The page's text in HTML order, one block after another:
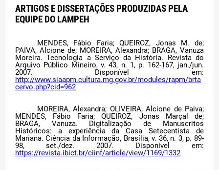
Infraestrutura
Convênios
Publicações
Contato
ARTIGOS E DISSERTAÇÕES PRODUZIDAS PELA
EQUIPE DO LAMPEH
MENDES, Fábio Faria; QUEIROZ, Jonas M. de;
PAIVA, Alcione de; MOREIRA, Alexandra; BRAGA, Vanuza
Moreira. Tecnologia a Serviço da História. Revista do
Arquivo Público Mineiro, v. 43, n. 1, p. 162-167, jan./jun.
2007. Disponível em:
http://www.siaapm.cultura.mg.gov.br/modules/rapm/brta
cervo.php?cid=962
MOREIRA, Alexandra; OLIVEIRA, Alcione de Paiva;
MENDES, Fábio Faria; QUEIROZ, Jonas Marçal de;
BRAGA, Vanuza. Digitalização de Manuscritos
Históricos: a experiência da Casa Setecentista de
Mariana. Ciência da Informação, Brasília, v. 36, n. 3, p. 89-
98, set./dez. 2007. Disponível em:
https://revista.ibict.br/ciinf/article/view/1169/1332